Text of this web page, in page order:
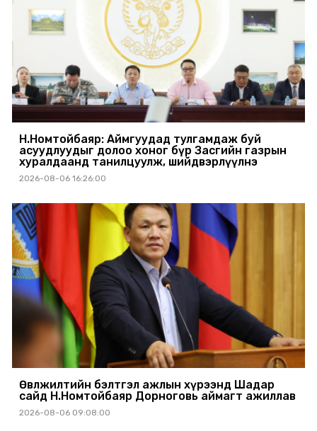
Н.Номтойбаяр: Аймгуудад тулгамдаж буй
асуудлуудыг долоо хоног бүр Засгийн газрын
хуралдаанд танилцуулж, шийдвэрлүүлнэ
2026-08-06 16:26:00
Өвөлжилтийн бэлтгэл ажлын хүрээнд Шадар
сайд Н.Номтойбаяр Дорноговь аймагт ажиллав
2026-08-06 09:08:00